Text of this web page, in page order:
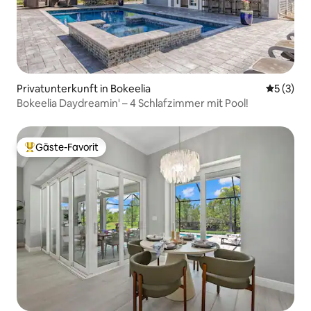
Privatunterkunft in Bokeelia
5 (3)
Bokeelia Daydreamin' – 4 Schlafzimmer mit Pool!
Beliebter Gäste-Favorit.
Gäste-Favorit